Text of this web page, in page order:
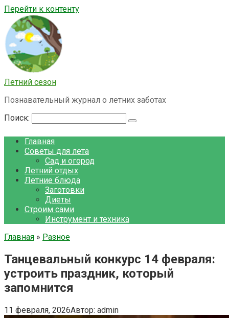
Перейти к контенту
Летний сезон
Познавательный журнал о летних заботах
Поиск:
Главная
Советы для лета
Сад и огород
Летний отдых
Летние блюда
Заготовки
Диеты
Строим сами
Инструмент и техника
Главная » Разное
Танцевальный конкурс 14 февраля:
устроить праздник, который
запомнится
11 февраля, 2026Автор: admin